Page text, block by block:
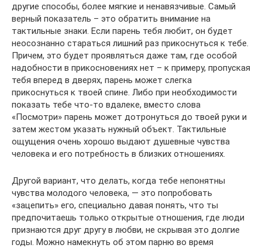
другие способы, более мягкие и ненавязчивые. Самый
верный показатель – это обратить внимание на
тактильные знаки. Если парень тебя любит, он будет
неосознанно стараться лишний раз прикоснуться к тебе.
Причем, это будет проявляться даже там, где особой
надобности в прикосновениях нет – к примеру, пропуская
тебя вперед в дверях, парень может слегка
прикоснуться к твоей спине. Либо при необходимости
показать тебе что-то вдалеке, вместо слова
«Посмотри» парень может дотронуться до твоей руки и
затем жестом указать нужный объект. Тактильные
ощущения очень хорошо выдают душевные чувства
человека и его потребность в близких отношениях.
Другой вариант, что делать, когда тебе непонятны
чувства молодого человека, — это попробовать
«зацепить» его, специально давая понять, что ты
предпочитаешь только открытые отношения, где люди
признаются друг другу в любви, не скрывая это долгие
годы. Можно намекнуть об этом парню во время